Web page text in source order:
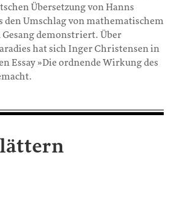
Übersetzung von Hanns
den Umschlag von mathematischem
Gesang demonstriert. Über
hat sich Inger Christensen in
Essay »Die ordnende Wirkung des